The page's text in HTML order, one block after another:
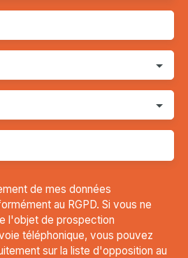
de mes données
au RGPD. Si vous ne
l'objet de prospection
téléphonique, vous pouvez
sur la liste d'opposition au